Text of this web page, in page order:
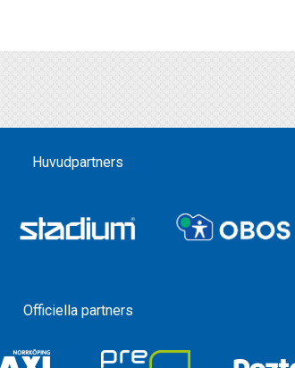
Huvudpartners
Officiella partners